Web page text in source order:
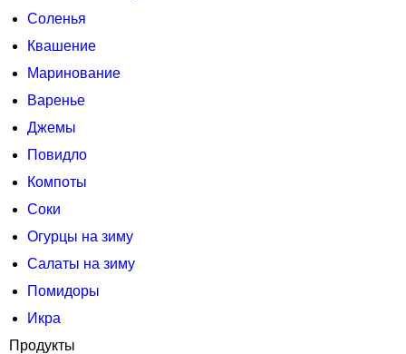
Соленья
Квашение
Маринование
Варенье
Джемы
Повидло
Компоты
Соки
Огурцы на зиму
Салаты на зиму
Помидоры
Икра
Продукты